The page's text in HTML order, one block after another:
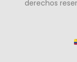
derechos